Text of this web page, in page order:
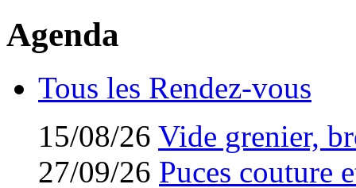
Agenda
Tous les Rendez-vous
15/08/26 Vide grenier,
27/09/26 Puces couture